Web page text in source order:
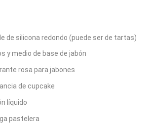
de silicona redondo (puede ser de tartas)
y medio de base de jabón
rosa para jabones
de cupcake
líquido
pastelera